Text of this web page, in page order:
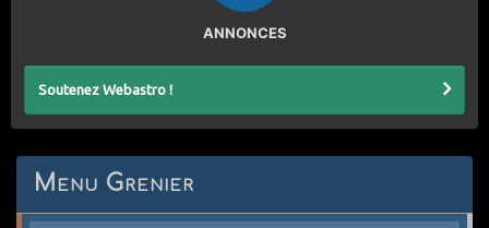
ANNONCES
Soutenez Webastro !
Menu Grenier